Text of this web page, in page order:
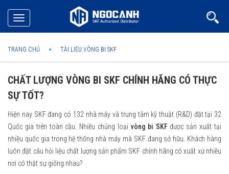
Toggle
navigation
TRANG CHỦ TÀI LIỆU VÒNG BI SKF
CHẤT LƯỢNG VÒNG BI SKF CHÍNH HÃNG CÓ THỰC
SỰ TỐT?
Hiện nay SKF đang có 132 nhà máy và trung tâm kỹ thuật (R&D) đặt tại 32
Quốc gia trên toàn cầu. Nhiều chủng loại vòng bi SKFđược sản xuất tại
nhiều quốc gia trong hệ thống nhà máy mà SKF đang sở hữu. Khách hàng
luôn đặt câu hỏi liệu chất lượng sản phẩm SKF chính hãng có xuất xứ nhiều
nơi có thật sự giống nhau?